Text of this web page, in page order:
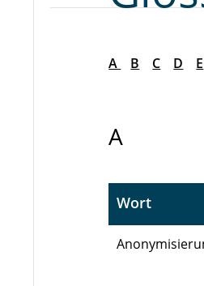
A B C D E
A
Wort